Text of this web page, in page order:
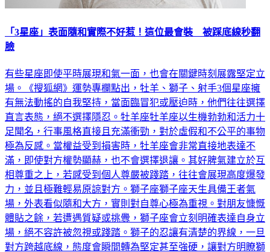
「3星座」表面隨和實際不好惹！這位最會裝 被踩底線秒翻
臉
有些星座即使平時展現和氣一面，也會在關鍵時刻展露堅定立
場。《搜狐網》運勢專欄點出，牡羊、獅子、射手3個星座擁
有無法動搖的自我堅持，當面臨冒犯或壓迫時，他們往往選擇
直言表態，絕不選擇隱忍。牡羊座牡羊座以生機勃勃和活力十
足聞名，行事風格直接且充滿衝勁，對於虛假和不公平的事物
極為反感。當權益受到損害時，牡羊座會非常直接地表達不
滿，即使對方權勢顯赫，也不會選擇退讓。其好脾氣建立於互
相尊重之上，若感受到個人尊嚴被踐踏，往往會展現高度爆發
力，並且極難輕易原諒對方。獅子座獅子座天生具備王者氣
場，外表看似隨和大方，實則對自尊心極為重視。對朋友慷慨
體貼之餘，若遭遇質疑或挑釁，獅子座會立刻明確表達自身立
場，絕不容許被忽視或踐踏。獅子的忍讓有清楚的界線，一旦
對方跨越底線，態度會瞬間轉為堅定甚至強硬，讓對方明瞭獅